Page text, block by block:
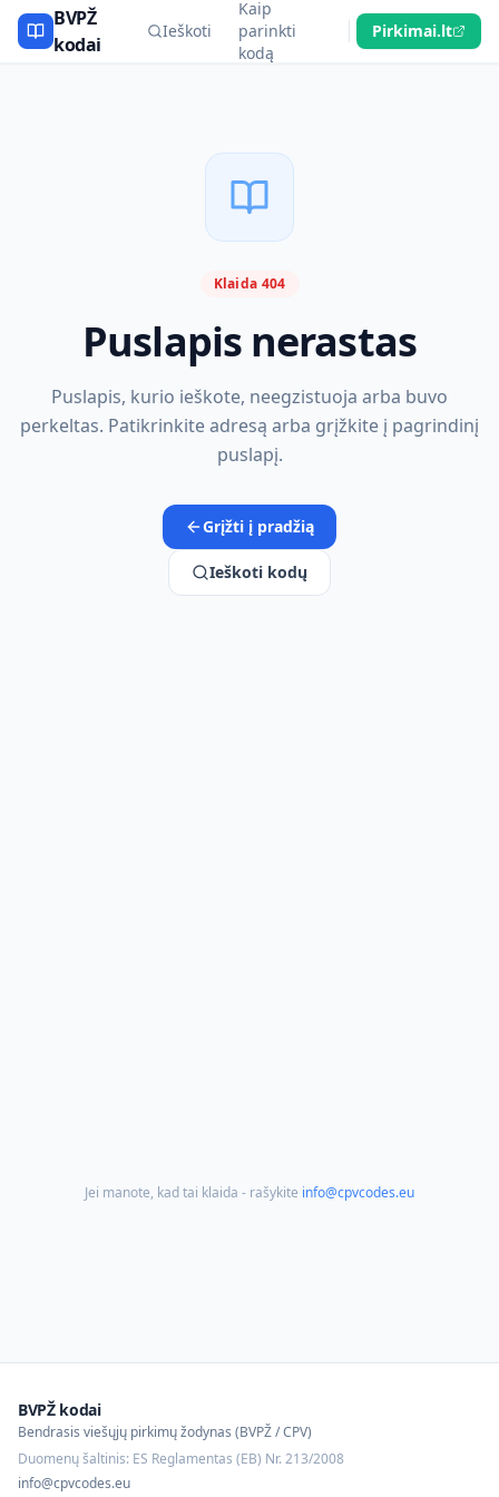
BVPŽ
kodai
Ieškoti
Kaip
parinkti
kodą
Pirkimai.lt
Klaida 404
Puslapis nerastas
Puslapis, kurio ieškote, neegzistuoja arba buvo
perkeltas. Patikrinkite adresą arba grįžkite į pagrindinį
puslapį.
Grįžti į pradžią
Ieškoti kodų
Jei manote, kad tai klaida - rašykite info@cpvcodes.eu
BVPŽ kodai
Bendrasis viešųjų pirkimų žodynas (BVPŽ / CPV)
Duomenų šaltinis: ES Reglamentas (EB) Nr. 213/2008
info@cpvcodes.eu